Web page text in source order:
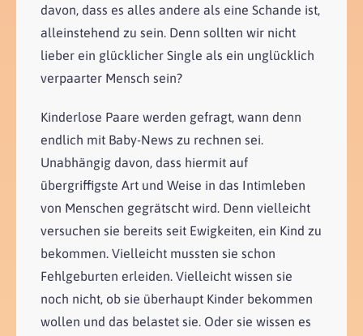
davon, dass es alles andere als eine Schande ist,
alleinstehend zu sein. Denn sollten wir nicht
lieber ein glücklicher Single als ein unglücklich
verpaarter Mensch sein?
Kinderlose Paare werden gefragt, wann denn
endlich mit Baby-News zu rechnen sei.
Unabhängig davon, dass hiermit auf
übergriffigste Art und Weise in das Intimleben
von Menschen gegrätscht wird. Denn vielleicht
versuchen sie bereits seit Ewigkeiten, ein Kind zu
bekommen. Vielleicht mussten sie schon
Fehlgeburten erleiden. Vielleicht wissen sie
noch nicht, ob sie überhaupt Kinder bekommen
wollen und das belastet sie. Oder sie wissen es